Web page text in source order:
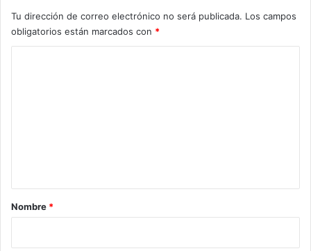
Tu dirección de correo electrónico no será publicada. Los campos
obligatorios están marcados con *
rNombre *